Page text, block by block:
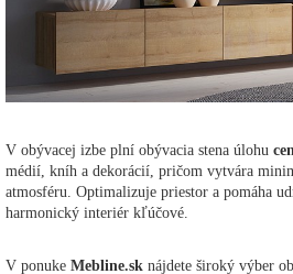
V obývacej izbe plní obývacia stena úlohu
médií, kníh a dekorácií, pričom vytvára
atmosféru. Optimalizuje priestor a pomáha
harmonický interiér kľúčové.
V ponuke Mebline.sk nájdete široký výber